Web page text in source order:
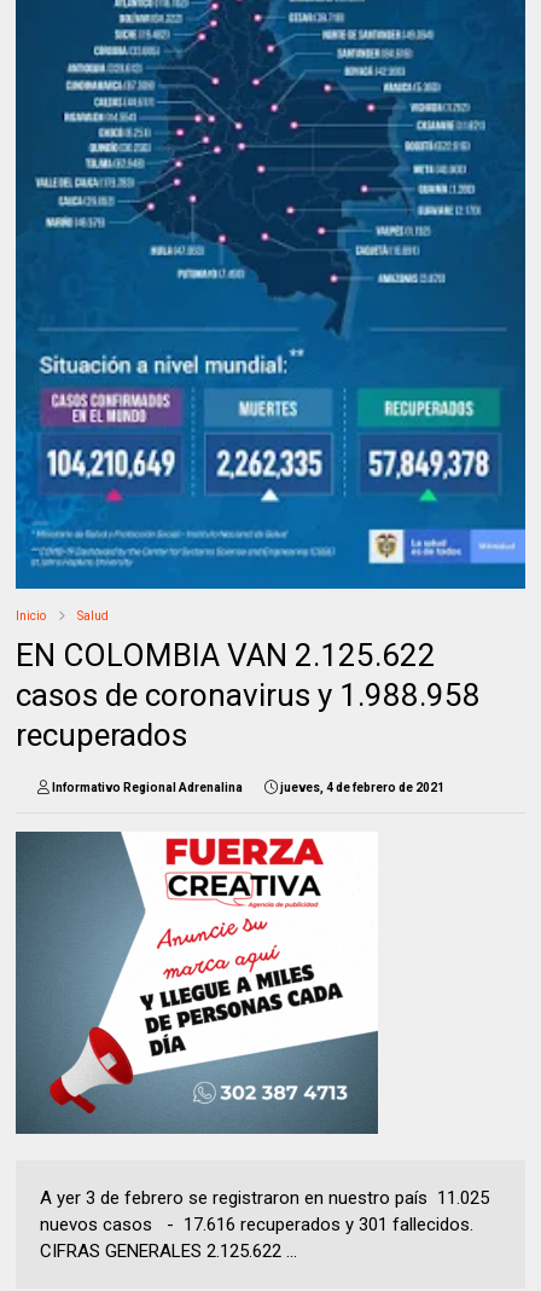
Inicio Salud
EN COLOMBIA VAN 2.125.622
casos de coronavirus y 1.988.958
recuperados
Informativo Regional Adrenalina jueves, 4 de febrero de 2021
A yer 3 de febrero se registraron en nuestro país 11.025
nuevos casos - 17.616 recuperados y 301 fallecidos.
CIFRAS GENERALES 2.125.622 ...